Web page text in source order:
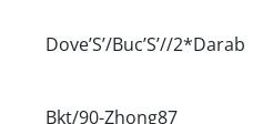
Dove’S’/Buc’S’//2*Darab
Bkt/90-Zhong87